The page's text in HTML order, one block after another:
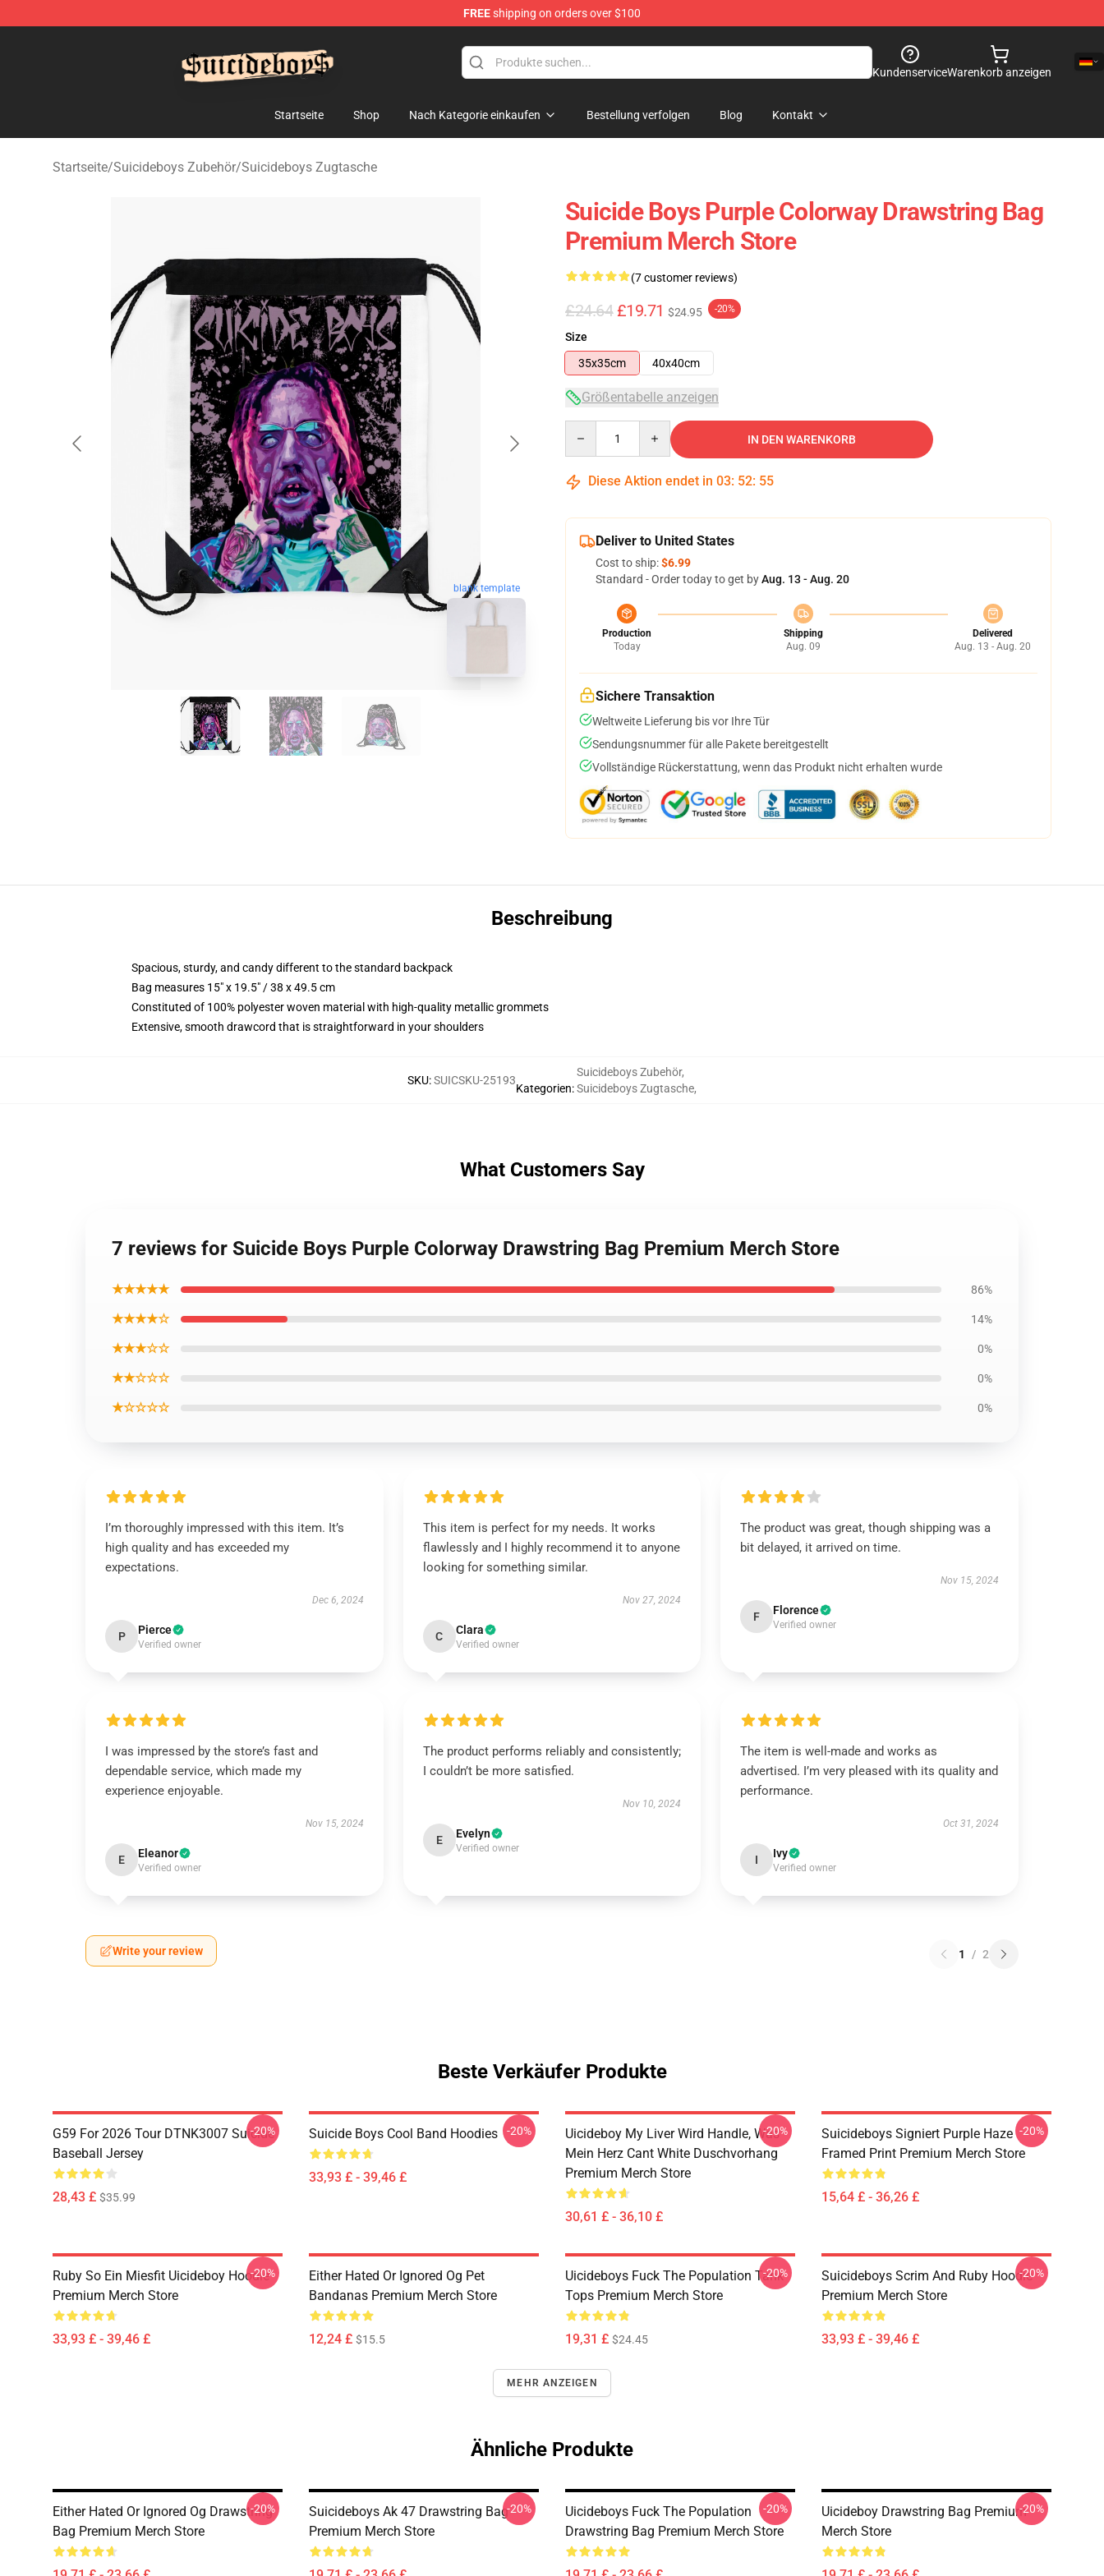
FREEshipping on orders over $100
KundenserviceWarenkorb anzeigen
Startseite Shop Nach Kategorie einkaufen Bestellung verfolgen Blog Kontakt
Startseite/Suicideboys Zubehör/Suicideboys Zugtasche
blank template
Suicide Boys Purple Colorway Drawstring Bag
Premium Merch Store
(7 customer reviews)
£24.64 £19.71 $24.95 -20%
Size
35x35cm
40x40cm
Größentabelle anzeigen
IN DEN WARENKORB
Diese Aktion endet in 03: 52: 54
Deliver to United States
Cost to ship:$6.99
Standard - Order today to get byAug. 13 - Aug. 20
Production
Today
Shipping
Aug. 09
Delivered
Aug. 13 - Aug. 20
Sichere Transaktion
Weltweite Lieferung bis vor Ihre Tür
Sendungsnummer für alle Pakete bereitgestellt
Vollständige Rückerstattung, wenn das Produkt nicht erhalten wurde
Beschreibung
Spacious, sturdy, and candy different to the standard backpack
Bag measures 15" x 19.5" / 38 x 49.5 cm
Constituted of 100% polyester woven material with high-quality metallic grommets
Extensive, smooth drawcord that is straightforward in your shoulders
SKU:SUICSKU-25193
Kategorien:
Suicideboys Zubehör,
Suicideboys Zugtasche,
What Customers Say
7 reviews for Suicide Boys Purple Colorway Drawstring Bag Premium Merch Store
★★★★★ 86%
★★★★☆ 14%
★★★☆☆ 0%
★★☆☆☆ 0%
★☆☆☆☆ 0%
I’m thoroughly impressed with this item. It’s
high quality and has exceeded my
expectations.
Dec 6, 2024
P Pierce
Verified owner
This item is perfect for my needs. It works
flawlessly and I highly recommend it to anyone
looking for something similar.
Nov 27, 2024
C Clara
Verified owner
The product was great, though shipping was a
bit delayed, it arrived on time.
Nov 15, 2024
F Florence
Verified owner
I was impressed by the store’s fast and
dependable service, which made my
experience enjoyable.
Nov 15, 2024
E Eleanor
Verified owner
The product performs reliably and consistently;
I couldn’t be more satisfied.
Nov 10, 2024
E Evelyn
Verified owner
The item is well-made and works as
advertised. I’m very pleased with its quality and
performance.
Oct 31, 2024
I Ivy
Verified owner
Write your review 1 / 2
Beste Verkäufer Produkte
G59 For 2026 Tour DTNK3007 Suicide
Baseball Jersey
28,43 £ $35.99
-20% Suicide Boys Cool Band Hoodies
33,93 £ - 39,46 £
-20%
Uicideboy My Liver Wird Handle, Was
Mein Herz Cant White Duschvorhang
Premium Merch Store
30,61 £ - 36,10 £
-20%
Suicideboys Signiert Purple Haze
Framed Print Premium Merch Store
15,64 £ - 36,26 £
-20%
Ruby So Ein Miesfit Uicideboy Hoodie
Premium Merch Store
33,93 £ - 39,46 £
-20%
Either Hated Or Ignored Og Pet
Bandanas Premium Merch Store
12,24 £ $15.5
Uicideboys Fuck The Population Tank
Tops Premium Merch Store
19,31 £ $24.45
-20%
Suicideboys Scrim And Ruby Hoodie
Premium Merch Store
33,93 £ - 39,46 £
-20%
MEHR ANZEIGEN
Ähnliche Produkte
Either Hated Or Ignored Og Drawstring
Bag Premium Merch Store
-20%
Suicideboys Ak 47 Drawstring Bag
Premium Merch Store
-20%
Uicideboys Fuck The Population
Drawstring Bag Premium Merch Store
-20%
Uicideboy Drawstring Bag Premium
Merch Store
-20%